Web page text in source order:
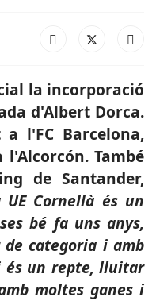
la incorporació
d'Albert Dorca.
l'FC Barcelona,
També
de Santander,
UE Cornellà és un
bé fa uns anys,
categoria i amb
és un repte, lluitar
moltes ganes i